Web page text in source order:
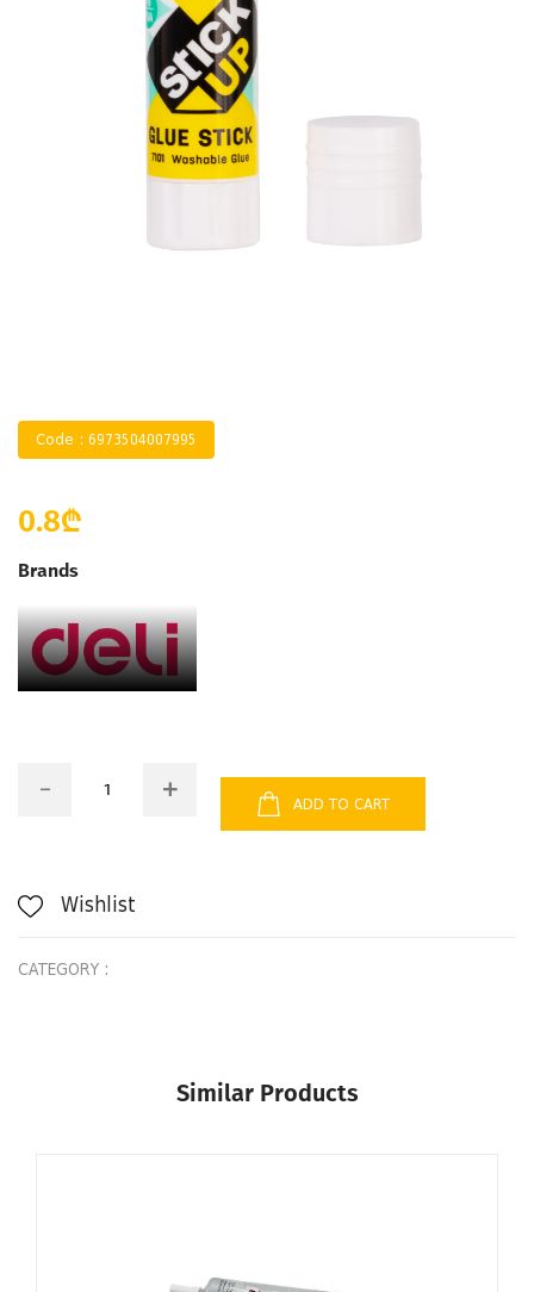
Code : 6973504007995
0.8₾
Brands
ADD TO CART
Wishlist
CATEGORY :
Similar Products